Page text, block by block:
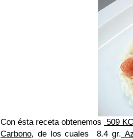
Con ésta receta obtenemos 509
Carbono, de los cuales 8.4 gr.